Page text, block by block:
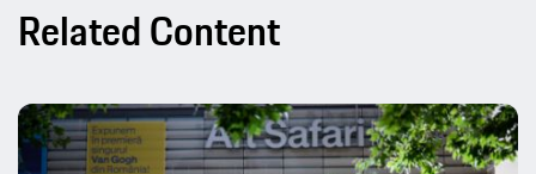
Related Content